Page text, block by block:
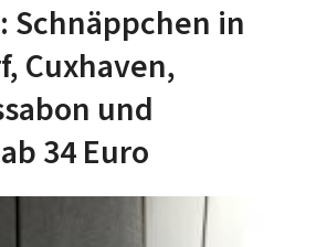
Schnäppchen in
Cuxhaven,
und
34 Euro